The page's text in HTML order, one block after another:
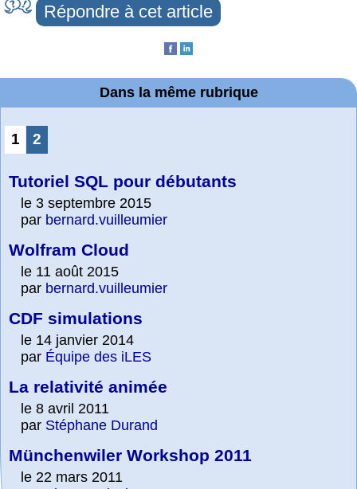
Répondre à cet article
Dans la même rubrique
1 2
Tutoriel SQL pour débutants
le 3 septembre 2015
par bernard.vuilleumier
Wolfram Cloud
le 11 août 2015
par bernard.vuilleumier
CDF simulations
le 14 janvier 2014
par Équipe des iLES
La relativité animée
le 8 avril 2011
par Stéphane Durand
Münchenwiler Workshop 2011
le 22 mars 2011